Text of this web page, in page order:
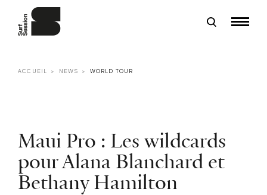
ACCUEIL NEWS WORLD TOUR
Maui Pro : Les wildcards
pour Alana Blanchard et
Bethany Hamilton